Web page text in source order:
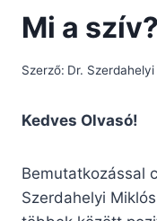
Mi a szív?
Szerző: Dr.
Kedves Olvasó!
Bemutatkozással
Szerdahelyi